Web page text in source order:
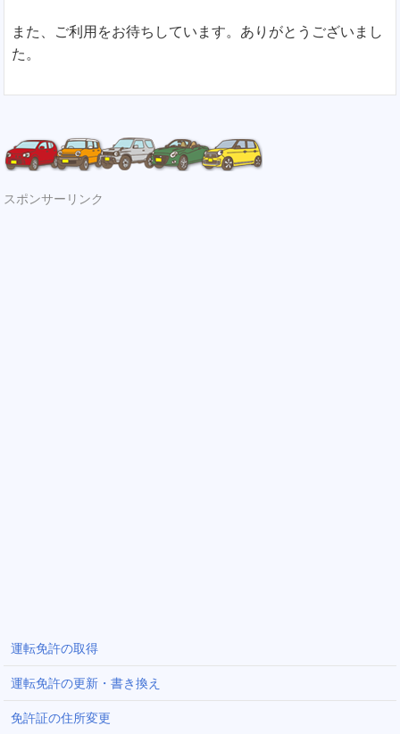
また、ご利用をお待ちしています。ありがとうございまし
た。
スポンサーリンク
運転免許の取得
運転免許の更新・書き換え
免許証の住所変更